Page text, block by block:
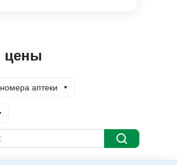
цены
аптеки
Заказать